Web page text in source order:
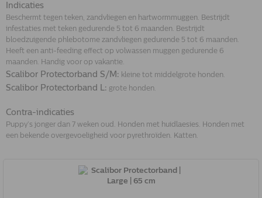
Indicaties
Beschermt tegen teken, zandvliegen en hartwormmuggen. Bestrijdt
infestaties met teken gedurende 5 tot 6 maanden. Bestrijdt
bloedzuigende phlebotome zandvliegen gedurende 5 tot 6 maanden.
Heeft een anti-feeding effect op volwassen muggen gedurende 6
maanden. Handig voor op vakantie.
Scalibor Protectorband S/M: kleine tot middelgrote honden.
Scalibor Protectorband L: grote honden.
Contra-indicaties
Puppy’s jonger dan 7 weken oud. Honden met huidlaesies. Honden met
een bekende overgevoeligheid voor pyrethroïden. Katten.